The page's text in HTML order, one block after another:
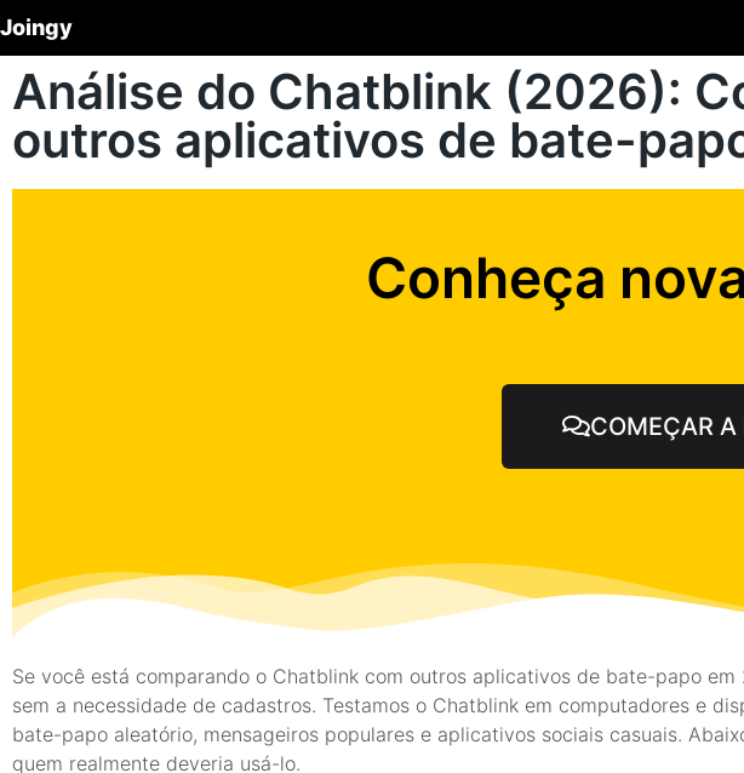
Joingy
Análise do Chatblink (2026):
outros aplicativos de bate-
Conheça
COMEÇAR A
Se você está comparando o Chatblink com outros aplicativos de bate-papo
sem a necessidade de cadastros. Testamos o Chatblink em computadores e
bate-papo aleatório, mensageiros populares e aplicativos sociais casuais.
quem realmente deveria usá-lo.